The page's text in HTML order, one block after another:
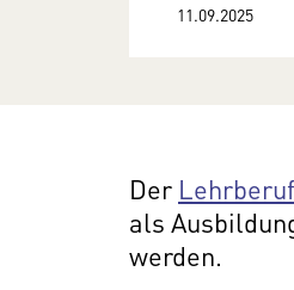
11.09.2025
Der
als
werden.